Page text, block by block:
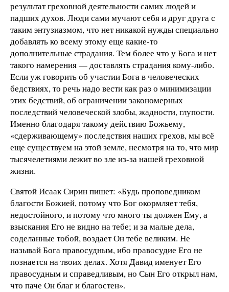
результат греховной деятельности самих людей и
падших духов. Люди сами мучают себя и друг друга с
таким энтузиазмом, что нет никакой нужды специально
добавлять ко всему этому еще какие-то
дополнительные страдания. Тем более что у Бога и нет
такого намерения — доставлять страдания кому-либо.
Если уж говорить об участии Бога в человеческих
бедствиях, то речь надо вести как раз о минимизации
этих бедствий, об ограничении закономерных
последствий человеческой злобы, жадности, глупости.
Именно благодаря такому действию Божьему,
«сдерживающему» последствия наших грехов, мы всё
еще существуем на этой земле, несмотря на то, что мир
тысячелетиями лежит во зле из-за нашей греховной
жизни.
Святой Исаак Сирин пишет: «Будь проповедником
благости Божией, потому что Бог окормляет тебя,
недостойного, и потому что много ты должен Ему, а
взыскания Его не видно на тебе; и за малые дела,
соделанные тобой, воздает Он тебе великим. Не
называй Бога правосудным, ибо правосудие Его не
познается на твоих делах. Хотя Давид именует Его
правосудным и справедливым, но Сын Его открыл нам,
что паче Он благ и благостен».